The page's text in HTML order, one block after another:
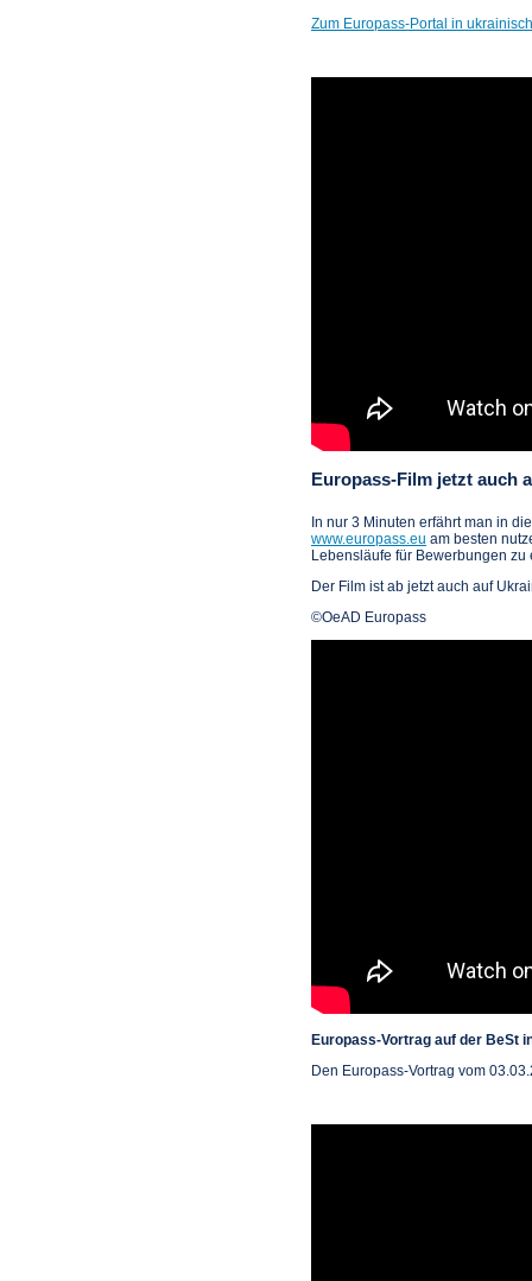
Zum Europass-Portal in
Europass-Film jetzt auch
In nur 3 Minuten erfährt man in
www.europass.eu am besten
Lebensläufe für Bewerbungen zu
Der Film ist ab jetzt auch auf
©OeAD Europass
Europass-Vortrag auf der BeSt
Den Europass-Vortrag vom